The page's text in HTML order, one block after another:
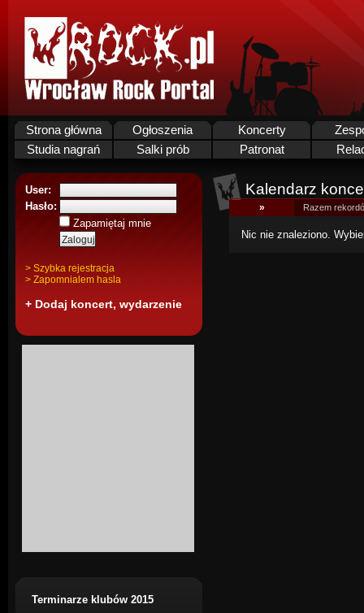
Strona główna Ogłoszenia Koncerty
Studia nagrań
Salki prób Patronat
User:
Hasło:
Zapamiętaj mnie
> Szybka rejestracja
> Zapomnialem hasla
+ Dodaj koncert, wydarzenie
Terminarze klubów 2015
Kalendarz
» Razem
Nic nie znaleziono.